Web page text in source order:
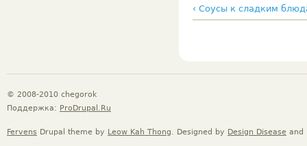
‹ Соусы к сладким
© 2008-2010 chegorok
Поддержка: ProDrupal.Ru
Fervens Drupal theme by Leow Kah Thong. Designed by Design Disease and